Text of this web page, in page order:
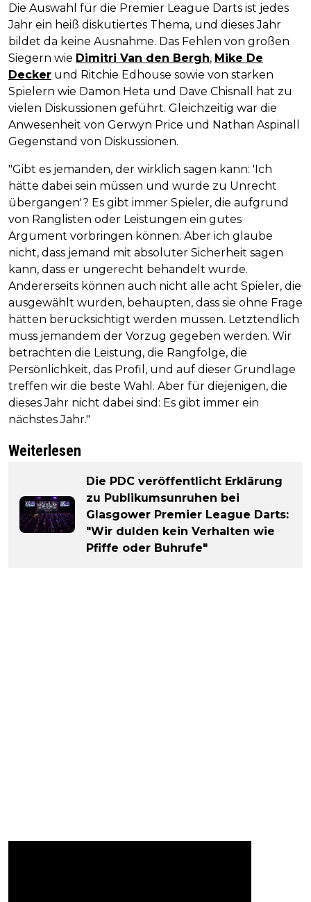
Die Auswahl für die Premier League Darts ist jedes
Jahr ein heiß diskutiertes Thema, und dieses Jahr
bildet da keine Ausnahme. Das Fehlen von großen
Siegern wie Dimitri Van den Bergh, Mike De
Decker und Ritchie Edhouse sowie von starken
Spielern wie Damon Heta und Dave Chisnall hat zu
vielen Diskussionen geführt. Gleichzeitig war die
Anwesenheit von Gerwyn Price und Nathan Aspinall
Gegenstand von Diskussionen.
"Gibt es jemanden, der wirklich sagen kann: 'Ich
hätte dabei sein müssen und wurde zu Unrecht
übergangen'? Es gibt immer Spieler, die aufgrund
von Ranglisten oder Leistungen ein gutes
Argument vorbringen können. Aber ich glaube
nicht, dass jemand mit absoluter Sicherheit sagen
kann, dass er ungerecht behandelt wurde.
Andererseits können auch nicht alle acht Spieler, die
ausgewählt wurden, behaupten, dass sie ohne Frage
hätten berücksichtigt werden müssen. Letztendlich
muss jemandem der Vorzug gegeben werden. Wir
betrachten die Leistung, die Rangfolge, die
Persönlichkeit, das Profil, und auf dieser Grundlage
treffen wir die beste Wahl. Aber für diejenigen, die
dieses Jahr nicht dabei sind: Es gibt immer ein
nächstes Jahr."
Weiterlesen
Die PDC veröffentlicht Erklärung
zu Publikumsunruhen bei
Glasgower Premier League Darts:
"Wir dulden kein Verhalten wie
Pfiffe oder Buhrufe"